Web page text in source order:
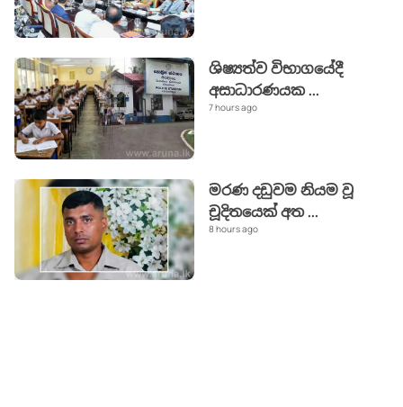
ශිෂ්‍යත්ව විභාගයේදී
අසාධාරණයක...
7 hours ago
මරණ දඩුවම නියම වූ
චූදිතයෙක් අත...
8 hours ago